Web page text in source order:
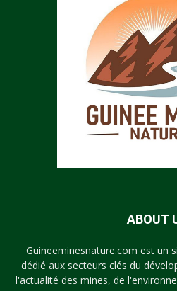
ABOUT
Guineeminesnature.com est un
dédié aux secteurs clés du
l'actualité des mines, de